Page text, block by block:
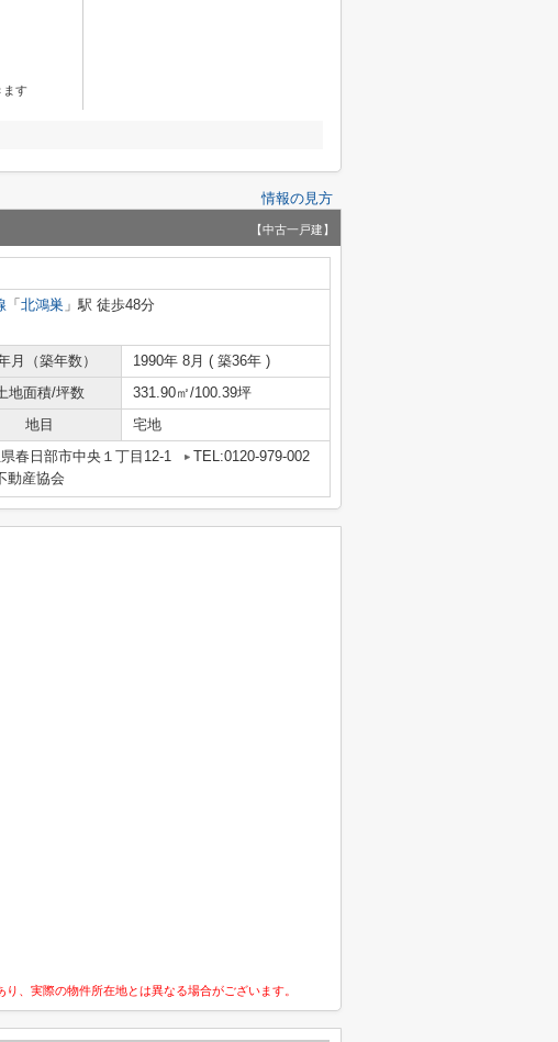
ます
情報の見方
【中古一戸建】
「 北鴻巣 」駅 徒歩48分
月（築年数）
1990年 8月 ( 築36年 )
地面積/坪数
331.90㎡/100.39坪
地目 宅地
春日部市中央１丁目12-1
TEL:0120-979-002
動産協会
、実際の物件所在地とは異なる場合がございます。